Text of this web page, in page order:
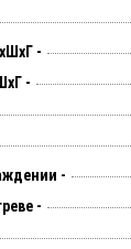
-
-
-
-